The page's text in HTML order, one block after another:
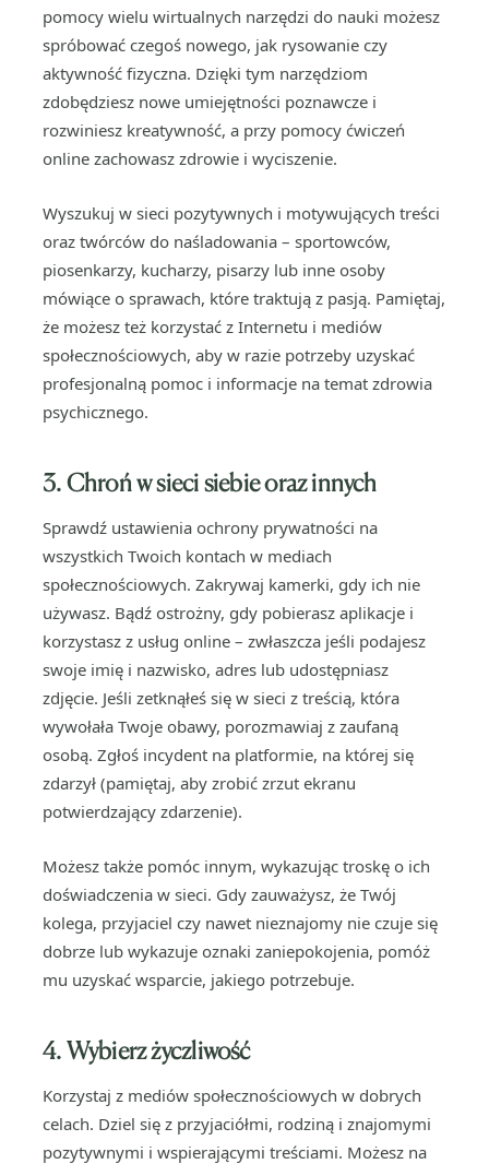
pomocy wielu wirtualnych narzędzi do nauki możesz
spróbować czegoś nowego, jak rysowanie czy
aktywność fizyczna. Dzięki tym narzędziom
zdobędziesz nowe umiejętności poznawcze i
rozwiniesz kreatywność, a przy pomocy ćwiczeń
online zachowasz zdrowie i wyciszenie.
Wyszukuj w sieci pozytywnych i motywujących treści
oraz twórców do naśladowania – sportowców,
piosenkarzy, kucharzy, pisarzy lub inne osoby
mówiące o sprawach, które traktują z pasją. Pamiętaj,
że możesz też korzystać z Internetu i mediów
społecznościowych, aby w razie potrzeby uzyskać
profesjonalną pomoc i informacje na temat zdrowia
psychicznego.
3. Chroń w sieci siebie oraz innych
Sprawdź ustawienia ochrony prywatności na
wszystkich Twoich kontach w mediach
społecznościowych. Zakrywaj kamerki, gdy ich nie
używasz. Bądź ostrożny, gdy pobierasz aplikacje i
korzystasz z usług online – zwłaszcza jeśli podajesz
swoje imię i nazwisko, adres lub udostępniasz
zdjęcie. Jeśli zetknąłeś się w sieci z treścią, która
wywołała Twoje obawy, porozmawiaj z zaufaną
osobą. Zgłoś incydent na platformie, na której się
zdarzył (pamiętaj, aby zrobić zrzut ekranu
potwierdzający zdarzenie).
Możesz także pomóc innym, wykazując troskę o ich
doświadczenia w sieci. Gdy zauważysz, że Twój
kolega, przyjaciel czy nawet nieznajomy nie czuje się
dobrze lub wykazuje oznaki zaniepokojenia, pomóż
mu uzyskać wsparcie, jakiego potrzebuje.
4. Wybierz życzliwość
Korzystaj z mediów społecznościowych w dobrych
celach. Dziel się z przyjaciółmi, rodziną i znajomymi
pozytywnymi i wspierającymi treściami. Możesz na